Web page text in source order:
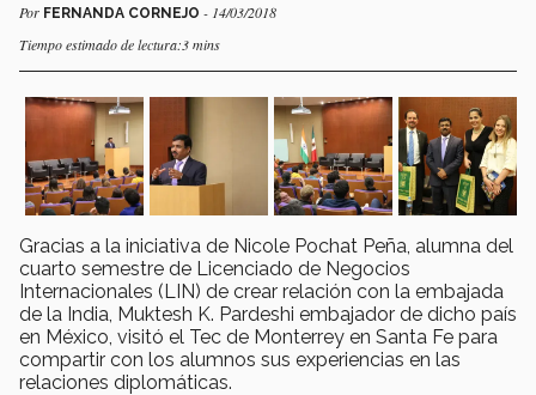
Por FERNANDA CORNEJO - 14/03/2018
Tiempo estimado de lectura:3 mins
Gracias a la iniciativa de Nicole Pochat Peña, alumna del
cuarto semestre de Licenciado de Negocios
Internacionales (LIN) de crear relación con la embajada
de la India, Muktesh K. Pardeshi embajador de dicho país
en México, visitó el Tec de Monterrey en Santa Fe para
compartir con los alumnos sus experiencias en las
relaciones diplomáticas.